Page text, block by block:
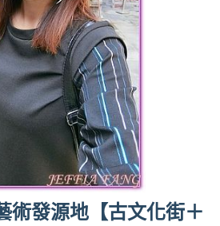
發源地【古文化街＋